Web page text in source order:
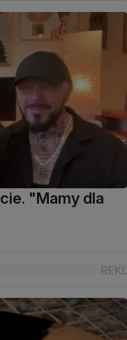
"Mamy dla